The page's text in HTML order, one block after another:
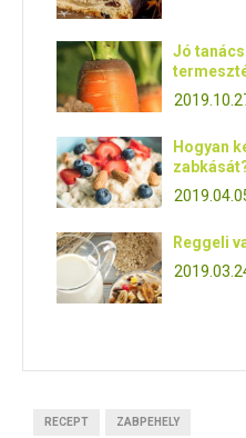
Jó
Hogyan
Reggeli
RECEPT ZABPEHELY